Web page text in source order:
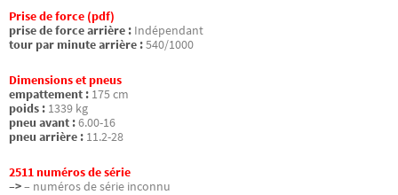
Prise de force (pdf)
prise de force arrière : Indépendant
tour par minute arrière :540/1000
Dimensions et pneus
empattement : 175 cm
poids : 1339 kg
pneu avant :6.00-16
pneu arrière : 11.2-28
2511 numéros de série
–>– numéros de série inconnu